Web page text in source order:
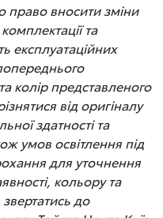
вносити зміни
та
експлуатаційних
колір представленого
від оригіналу
здатності та
умов освітлення під
для уточнення
кольору та
до